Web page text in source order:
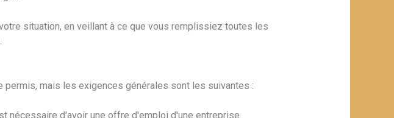
situation, en veillant à ce que vous remplissiez toutes les
mais les exigences générales sont les suivantes :
nécessaire d'avoir une offre d'emploi d'une entreprise